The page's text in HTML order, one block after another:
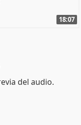
18:07